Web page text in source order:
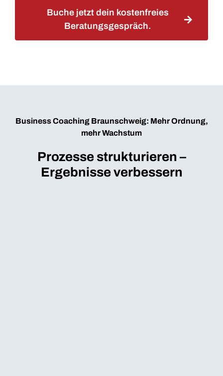
Buche jetzt dein kostenfreies
Beratungsgespräch.
Business Coaching Braunschweig: Mehr Ordnung,
mehr Wachstum
Prozesse strukturieren –
Ergebnisse verbessern